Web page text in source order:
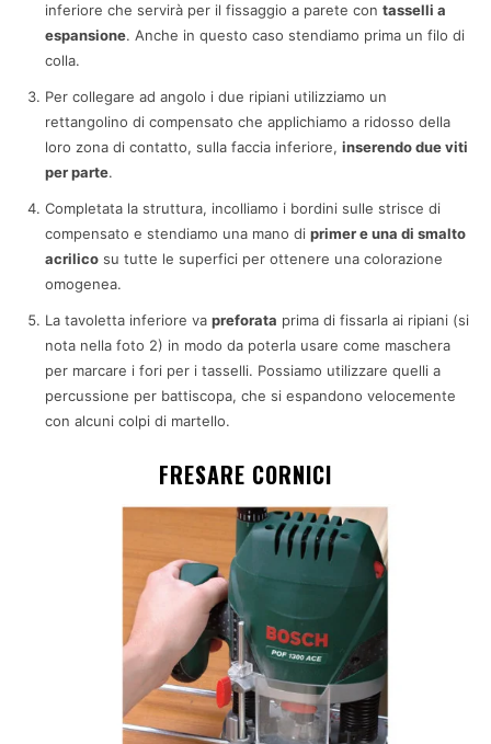
inferiore che servirà per il fissaggio a parete con tasselli a
espansione. Anche in questo caso stendiamo prima un filo di
colla.
Per collegare ad angolo i due ripiani utilizziamo un
rettangolino di compensato che applichiamo a ridosso della
loro zona di contatto, sulla faccia inferiore, inserendo due viti
per parte.
Completata la struttura, incolliamo i bordini sulle strisce di
compensato e stendiamo una mano di primer e una di smalto
acrilico su tutte le superfici per ottenere una colorazione
omogenea.
La tavoletta inferiore va preforata prima di fissarla ai ripiani (si
nota nella foto 2) in modo da poterla usare come maschera
per marcare i fori per i tasselli. Possiamo utilizzare quelli a
percussione per battiscopa, che si espandono velocemente
con alcuni colpi di martello.
FRESARE CORNICI